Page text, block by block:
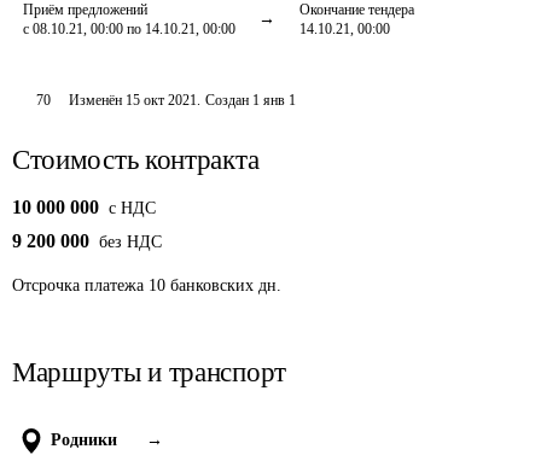
Приём предложений
с 08.10.21, 00:00 по 14.10.21, 00:00
Окончание тендера
14.10.21, 00:00
70 Изменён 15 окт 2021. Создан 1 янв 1
Стоимость контракта
10 000 000 c НДС
9 200 000 без НДС
Отсрочка платежа 10 банковских дн.
Маршруты и транспорт
Родники →